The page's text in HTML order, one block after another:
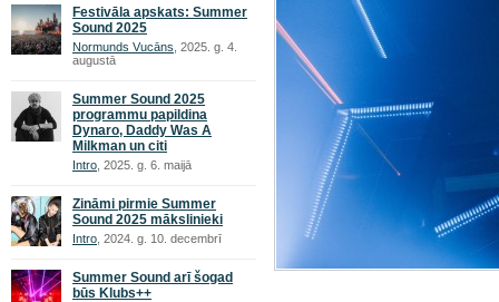
Festivāla apskats: Summer
Sound 2025
Normunds Vucāns , 2025. g. 4.
augustā
Summer Sound 2025
programmu papildina
Dynaro, Daddy Was A
Milkman un citi
Intro , 2025. g. 6. maijā
Zināmi pirmie Summer
Sound 2025 mākslinieki
Intro , 2024. g. 10. decembrī
Summer Sound arī šogad
būs Klubs++